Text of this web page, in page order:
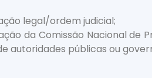
legal/ordem judicial;
da Comissão Nacional
autoridades públicas ou